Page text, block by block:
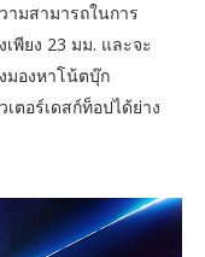
มสามารถในการ
พียง 23 มม. และจะ
มองหาโน้ตบุ๊ก
ตอร์เดสก์ท็อปได้ย่าง